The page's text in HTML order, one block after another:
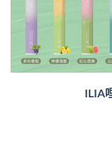
ILIA